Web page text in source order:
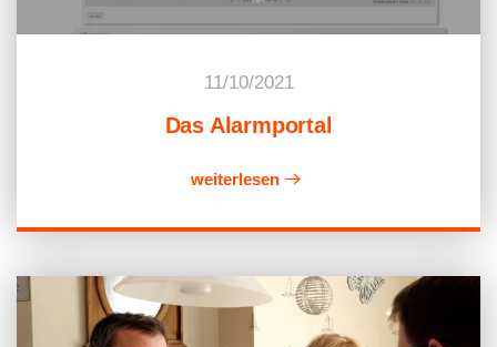
11/10/2021
Das Alarmportal
weiterlesen